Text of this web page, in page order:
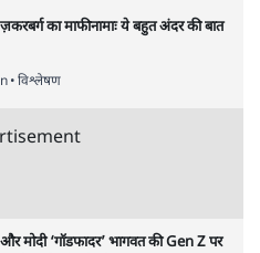
रेखा थीं सुरेखा
2021